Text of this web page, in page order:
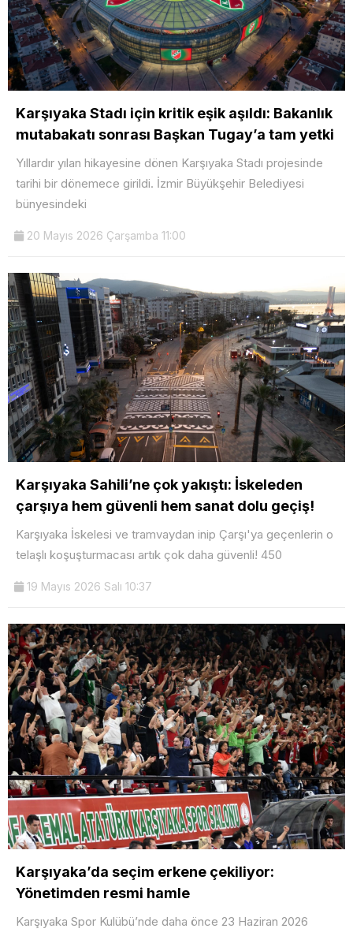
Karşıyaka Stadı için kritik eşik aşıldı: Bakanlık
mutabakatı sonrası Başkan Tugay’a tam yetki
Yıllardır yılan hikayesine dönen Karşıyaka Stadı projesinde
tarihi bir dönemece girildi. İzmir Büyükşehir Belediyesi
bünyesindeki
20 Mayıs 2026 Çarşamba 11:00
Karşıyaka Sahili’ne çok yakıştı: İskeleden
çarşıya hem güvenli hem sanat dolu geçiş!
Karşıyaka İskelesi ve tramvaydan inip Çarşı'ya geçenlerin o
telaşlı koşuşturmacası artık çok daha güvenli! 450
19 Mayıs 2026 Salı 10:37
Karşıyaka’da seçim erkene çekiliyor:
Yönetimden resmi hamle
Karşıyaka Spor Kulübü’nde daha önce 23 Haziran 2026